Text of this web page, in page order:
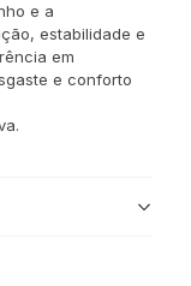
e a
estabilidade e
em
e conforto